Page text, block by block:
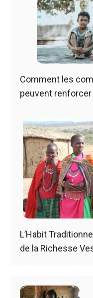
Comment les
peuvent
L’Habit
de la Richesse